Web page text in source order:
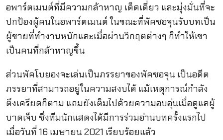
อพาร์ตเมนต์ที่มีความกล้าหาญ เด็ดเดี่ยว และมุ่งมั่นที่จะ
ปกป้องผู้คนในอพาร์ตเมนต์ ในขณะที่พัคซอจุนรับบทเป็น
ผู้ชายที่ทำงานหนักและเมื่อผ่านวิกฤตต่างๆ ก็ทำให้เขา
เป็นคนที่กล้าหาญขึ้น
ส่วนพัคโบยองจะเล่นเป็นภรรยาของพัคซอจุน เป็นอดีต
ภรรยาที่สามารถอยู่ในความสงบได้ แม้เหตุการณ์กำลัง
ตึงเครียดก็ตาม แถมยังเต็มไปด้วยความอบอุ่นเมื่อดูแลผู้
บาดเจ็บ ซึ่งทีมนักแสดงได้มีการร่วมอ่านบทครั้งแรกไป
เมื่อวันที่ 16 เมษายน 2021 เรียบร้อยแล้ว